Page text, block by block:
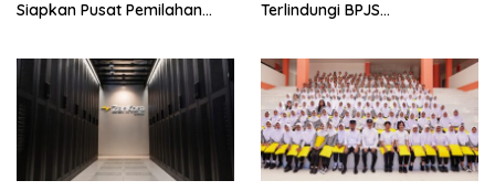
Siapkan Pusat Pemilahan
Terlindungi BPJS